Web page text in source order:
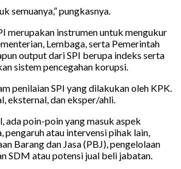
semuanya,” pungkasnya.
merupakan instrumen untuk mengukur
Lembaga, serta Pemerintah
output dari SPI berupa indeks serta
sistem pencegahan korupsi.
penilaian SPI yang dilakukan oleh KPK.
eksternal, dan eksper/ahli.
ada poin-poin yang masuk aspek
pengaruh atau intervensi pihak lain,
Barang dan Jasa (PBJ), pengelolaan
SDM atau potensi jual beli jabatan.